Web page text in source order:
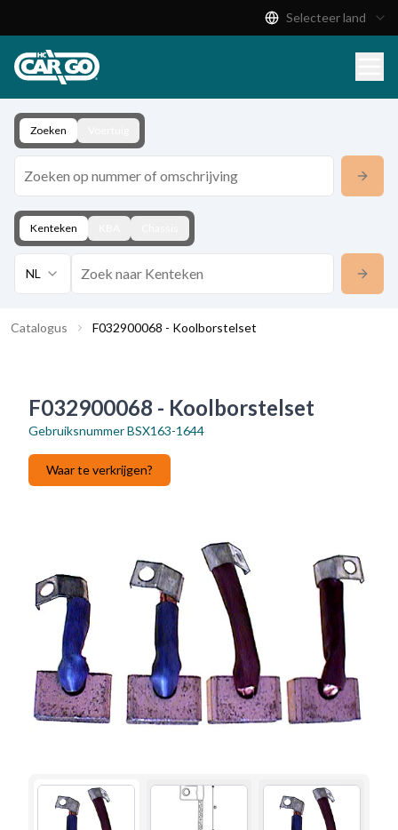
Download
Contact
Selecteer land
Zoeken
Kenteken
NL
Catalogus F032900068 - Koolborstelset
F032900068 - Koolborstelset
GebruiksnummerBSX163-1644
Waar te verkrijgen?